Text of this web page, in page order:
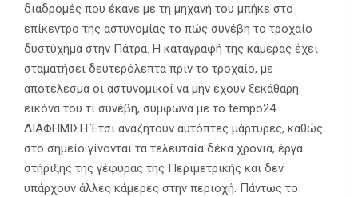
διαδρομές που έκανε με τη μηχανή του μπήκε στο
επίκεντρο της αστυνομίας το πώς συνέβη το τροχαίο
δυστύχημα στην Πάτρα. Η καταγραφή της κάμερας έχει
σταματήσει δευτερόλεπτα πριν το τροχαίο, με
αποτέλεσμα οι αστυνομικοί να μην έχουν ξεκάθαρη
εικόνα του τι συνέβη, σύμφωνα με το tempo24.
ΔΙΑΦΗΜΙΣΗ Έτσι αναζητούν αυτόπτες μάρτυρες, καθώς
στο σημείο γίνονται τα τελευταία δέκα χρόνια, έργα
στήριξης της γέφυρας της Περιμετρικής και δεν
υπάρχουν άλλες κάμερες στην περιοχή. Πάντως το